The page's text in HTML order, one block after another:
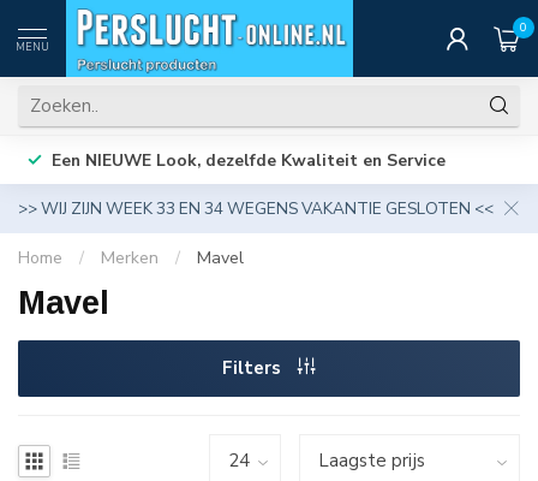
MENU
0
Een NIEUWE Look, dezelfde Kwaliteit en Service
>> WIJ ZIJN WEEK 33 EN 34 WEGENS VAKANTIE GESLOTEN <<
Home / Merken / Mavel
Mavel
Filters